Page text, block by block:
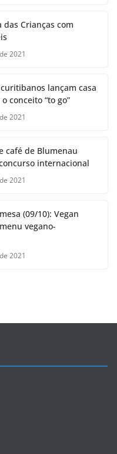
das Crianças com
2021
lançam casa
conceito “to go”
2021
café de Blumenau
internacional
2021
(09/10): Vegan
vegano-
2021